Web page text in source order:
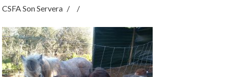
CSFA Son Servera